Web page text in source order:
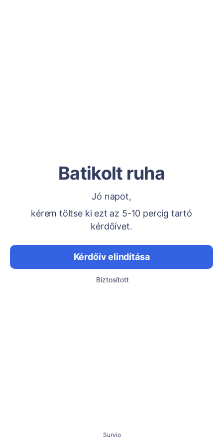
Batikolt ruha
Jó napot,
kérem töltse ki ezt az 5-10 percig tartó
kérdőívet.
Kérdőív elindítása
Biztosított
Survio